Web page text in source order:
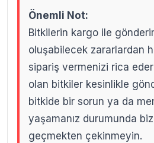
Önemli Not:
Bitkilerin kargo ile
oluşabilecek zararlardan
sipariş vermenizi rica
olan bitkiler kesinlikle
bitkide bir sorun ya da
yaşamanız durumunda
geçmekten çekinmeyin.